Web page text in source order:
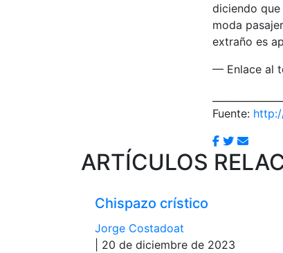
diciendo que
moda
extraño es
— Enlace al
Fuente:
ARTÍCULOS
Chispazo crístico
Jorge Costadoat
| 20 de diciembre de 2023